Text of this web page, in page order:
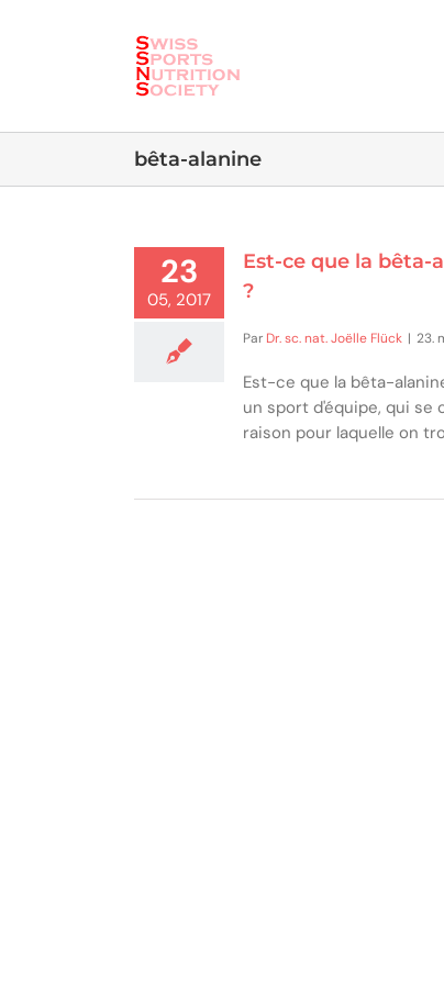
bêta-alanine
23
05, 2017
Est-ce que la
?
Par Dr. sc. nat. Joëlle Flück | 23.
Est-ce que la bêta-
un sport d'équipe, qui
raison pour laquelle on